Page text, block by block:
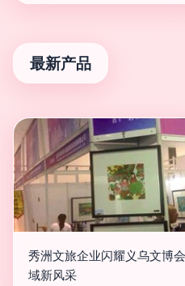
最新产品
秀洲文旅企业闪耀义乌文博
域新风采